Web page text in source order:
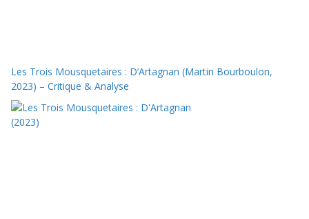
Les Trois Mousquetaires : D’Artagnan (Martin Bourboulon,
2023) – Critique & Analyse